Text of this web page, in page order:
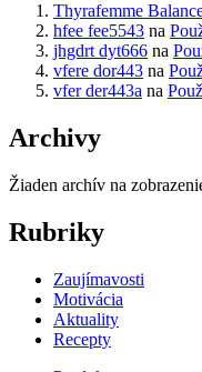
Thyrafemme
hfee fee5543 na
jhgdrt dyt666 na
vfere dor443 na
vfer der443a na
Archivy
Žiaden archív na
Rubriky
Zaujímavosti
Motivácia
Aktuality
Recepty